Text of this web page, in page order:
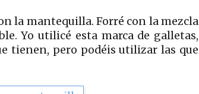
la mantequilla. Forré con la mezcla
Yo utilicé esta marca de galletas,
tienen, pero podéis utilizar las que